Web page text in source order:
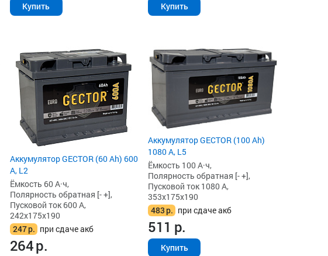
Купить Купить
Аккумулятор GECTOR (60 Ah) 600
А, L2
Ёмкость 60 А·ч,
Полярность обратная [- +],
Пусковой ток 600 А,
242x175x190
247р. при сдаче акб
264р.
Аккумулятор GECTOR (100 Ah)
1080 А, L5
Ёмкость 100 А·ч,
Полярность обратная [- +],
Пусковой ток 1080 А,
353x175x190
483р. при сдаче акб
511 р.
Купить